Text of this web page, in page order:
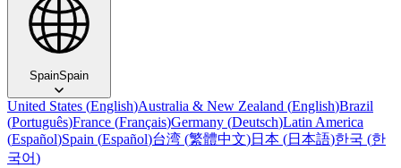
SpainSpain
United States (English)Australia & New Zealand (English)Brazil
(Português)France (Français)Germany (Deutsch)Latin America
(Español)Spain (Español)台湾 (繁體中文)日本 (日本語)한국 (한
국어)